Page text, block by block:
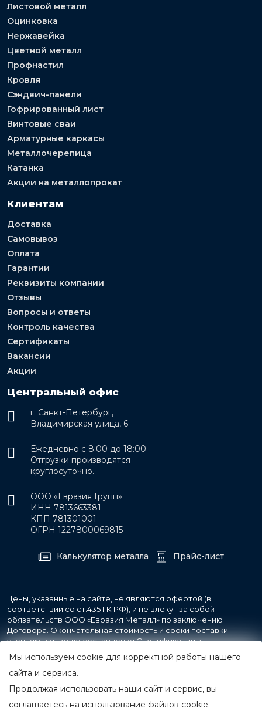
Листовой металл
Оцинковка
Нержавейка
Цветной металл
Профнастил
Кровля
Сэндвич-панели
Гофрированный лист
Винтовые сваи
Арматурные каркасы
Металлочерепица
Катанка
Акции на металлопрокат
Клиентам
Доставка
Самовывоз
Оплата
Гарантии
Реквизиты компании
Отзывы
Вопросы и ответы
Контроль качества
Сертификаты
Вакансии
Акции
Центральный офис
г. Санкт-Петербург,
Владимирская улица, 6
Ежедневно с 8:00 до 18:00
Отгрузки производятся
круглосуточно.
ООО «Евразия Групп»
ИНН 7813663381
КПП 781301001
ОГРН 1227800069815
Калькулятор металла Прайс-лист
Цены, указанные на сайте, не являются офертой (в
соответствии со ст.435 ГК РФ), и не влекут за собой
обязательств ООО «Евразия Металл» по заключению
Договора. Окончательная стоимость и сроки поставки
уточняются после составления Спецификации и
фиксируются в Счете на оплату, а также Спецификации на
поставку товара.
© 2007-2026 Все права защищены.
ООО «Евразия Металл»
Мы используем cookie для корректной работы нашего
сайта и сервиса.
Продолжая использовать наши сайт и сервис, вы
соглашаетесь на использование файлов cookie.